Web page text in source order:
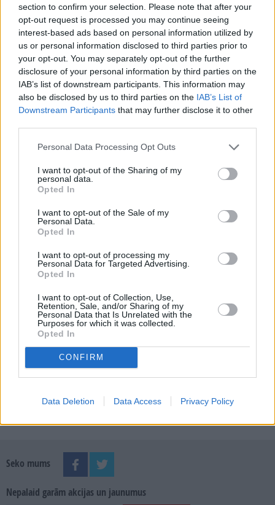
section to confirm your selection. Please note that after your
opt-out request is processed you may continue seeing
interest-based ads based on personal information utilized by
us or personal information disclosed to third parties prior to
your opt-out. You may separately opt-out of the further
disclosure of your personal information by third parties on the
IAB’s list of downstream participants. This information may
also be disclosed by us to third parties on the IAB’s List of
Downstream Participants that may further disclose it to other
Personal Data Processing Opt Outs
I want to opt-out of the Sharing of my
personal data.
Opted In
I want to opt-out of the Sale of my
Personal Data.
Opted In
I want to opt-out of processing my
Personal Data for Targeted Advertising.
Opted In
I want to opt-out of Collection, Use,
Retention, Sale, and/or Sharing of my
Personal Data that Is Unrelated with the
Purposes for which it was collected.
Opted In
CONFIRM
Data Deletion Data Access Privacy Policy
3 izdevumi / 6.67 Eur par izdevumu *
*Visas cenas portālā ManiZurnali.lv norādītas € ar PVN.
Žurnālu izdevumu skaits var atšķirties, kā to nosaka Lietošanas
noteikumi
Seko mums
E-izdevumu arhīvs
MEKLĒT
SKATĪT ŽURNĀLA ARHĪVU
Dalies
Seko mums
Nepalaid garām akcijas un jaunumus